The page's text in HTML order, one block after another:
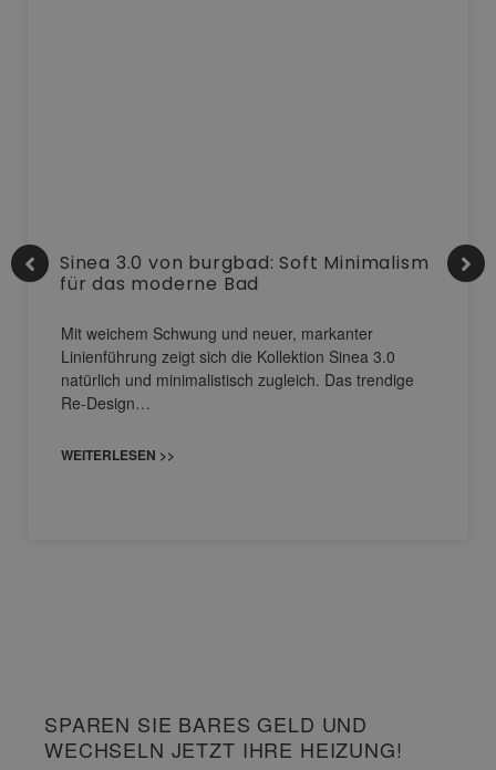
Sinea 3.0 von burgbad: Soft Minimalism
für das moderne Bad
Mit weichem Schwung und neuer, markanter
Linienführung zeigt sich die Kollektion Sinea 3.0
natürlich und minimalistisch zugleich. Das trendige
Re-Design…
WEITERLESEN >>
SPAREN SIE BARES GELD UND
WECHSELN JETZT IHRE HEIZUNG!